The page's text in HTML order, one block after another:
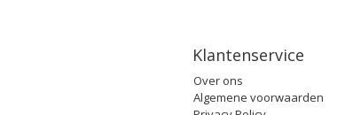
Klantenservice
Over ons
Algemene voorwaarden